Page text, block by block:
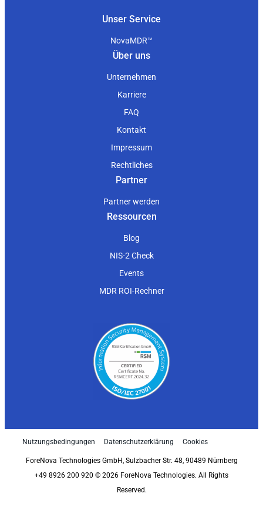
Unser Service
NovaMDR™
Über uns
Unternehmen
Karriere
FAQ
Kontakt
Impressum
Rechtliches
Partner
Partner werden
Ressourcen
Blog
NIS-2 Check
Events
MDR ROI-Rechner
Nutzungsbedingungen Datenschutzerklärung Cookies
ForeNova Technologies GmbH, Sulzbacher Str. 48, 90489 Nürnberg
+49 8926 200 920 © 2026 ForeNova Technologies. All Rights
Reserved.